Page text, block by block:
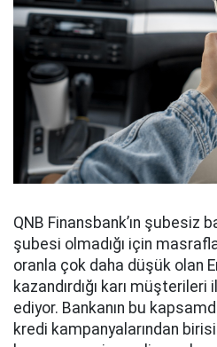
QNB Finansbank’ın şubesiz
şubesi olmadığı için
oranla çok daha düşük olan
kazandırdığı karı
ediyor. Bankanın bu
kredi kampanyalarından